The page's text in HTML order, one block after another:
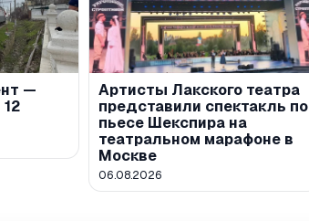
—
Артисты Лакского театра
представили спектакль по
пьесе Шекспира на
театральном марафоне в
Москве
06.08.2026